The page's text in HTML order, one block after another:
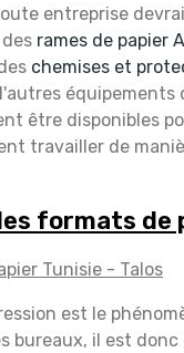
entreprise
rames de papier
chemises et
équipements
être disponibles
travailler de
formats de
est le
bureaux, il est